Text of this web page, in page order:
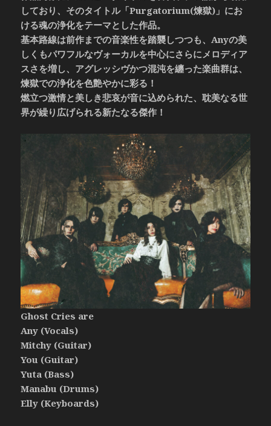
しており、そのタイトル「Purgatorium(煉獄)」にお
ける魂の浄化をテーマとした作品。
基本路線は前作までの音楽性を踏襲しつつも、Anyの美
しくもパワフルなヴォーカルを中心にさらにメロディア
スさを増し、アグレッシヴかつ混沌を纏った楽曲群は、
煉獄での浄化を色艶やかに彩る！
燃立つ激情と美しき悲哀が音に込められた、耽美なる世
界が繰り広げられる新たなる傑作！
Ghost Cries are
Any (Vocals)
Mitchy (Guitar)
You (Guitar)
Yuta (Bass)
Manabu (Drums)
Elly (Keyboards)